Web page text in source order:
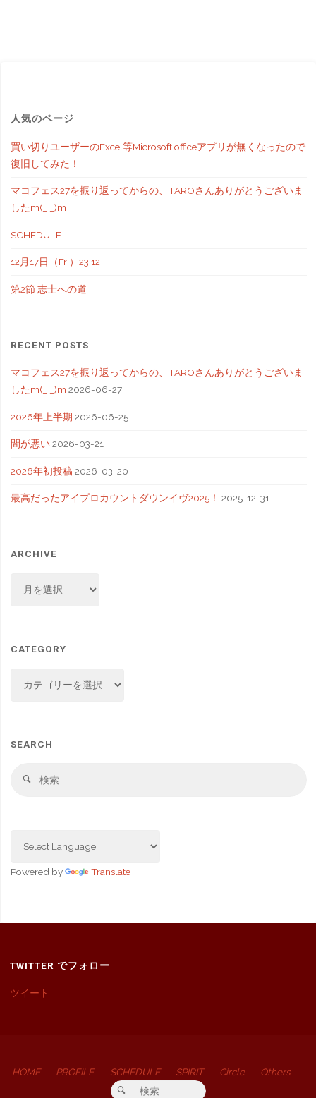
人気のページ
買い切りユーザーのExcel等Microsoft officeアプリが無くなったので
復旧してみた！
マコフェス27を振り返ってからの、TAROさんありがとうございま
したm(_ _)m
SCHEDULE
12月17日（Fri）23:12
第2節 志士への道
RECENT POSTS
マコフェス27を振り返ってからの、TAROさんありがとうございま
したm(_ _)m 2026-06-27
2026年上半期 2026-06-25
間が悪い 2026-03-21
2026年初投稿 2026-03-20
最高だったアイプロカウントダウンイヴ2025！ 2025-12-31
ARCHIVE
CATEGORY
SEARCH
検
Powered by Translate
TWITTER でフォロー
ツイート
HOME PROFILE SCHEDULE SPIRIT Circle
Others
検索対象:
検索